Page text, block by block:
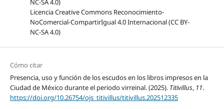
Licencia Creative Commons Reconocimiento-
NoComercial-CompartirIgual 4.0 Internacional (CC BY-
NC-SA 4.0)
Cómo citar
Presencia, uso y función de los escudos en los libros impresos en la
Ciudad de México durante el periodo virreinal. (2025). Titivillus, 11.
https://doi.org/10.26754/ojs_titivillus/titivillus.202512335